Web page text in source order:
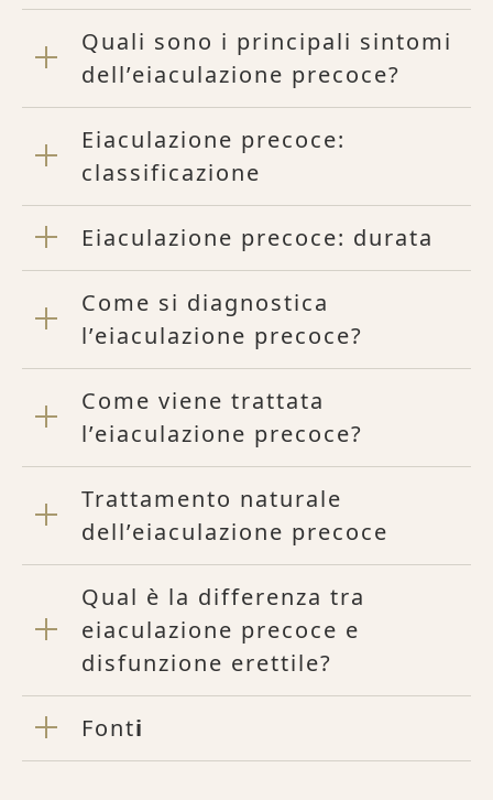
Quali sono i principali sintomi
dell’eiaculazione precoce?
Eiaculazione precoce:
classificazione
Eiaculazione precoce: durata
Come si diagnostica
l’eiaculazione precoce?
Come viene trattata
l’eiaculazione precoce?
Trattamento naturale
dell’eiaculazione precoce
Qual è la differenza tra
eiaculazione precoce e
disfunzione erettile?
Fonti